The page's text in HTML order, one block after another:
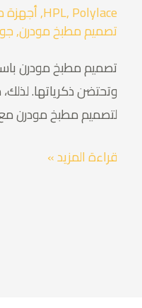
HPL,Polylace
,أجهزة
تصميم مطبخ مودرن,
تصميم مطبخ مودرن
وتحتضن ذكرياتها.
لتصميم مطبخ مودرن مع
قراءة المزيد »